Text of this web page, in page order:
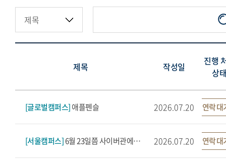
제목 작성일
진행
상
[글로벌캠퍼스]애플펜슬 2026.07.20 연락 대
[서울캠퍼스]6월 23일쯤 사이버관에서 잃어버린 지갑 찾습니다. 2026.07.20 연락 대